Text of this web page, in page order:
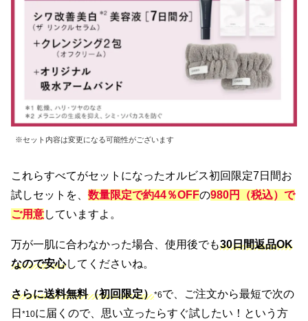
※セット内容は変更になる可能性がございます
これらすべてがセットになったオルビス初回限定7日間お
試しセットを、 数量限定で約44％OFFの980円（税込）で
ご用意していますよ。
万が一肌に合わなかった場合、使用後でも30日間返品OK
なので安心してくださいね。
さらに送料無料（初回限定）*6で、ご注文から最短で次の
日 *10に届くので、思い立ったらすぐ試したい！という方